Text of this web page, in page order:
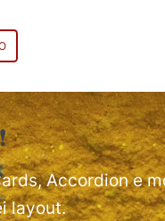
Accordion e
layout.